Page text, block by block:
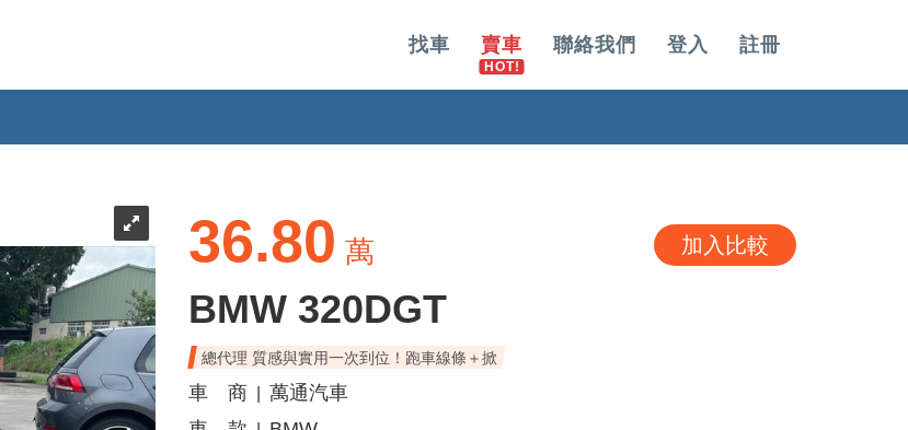
找車 賣車 聯絡我們 登入 註冊
36.80 萬 加入比較
BMW 320DGT
總代理 質感與實用一次到位！跑車線條＋掀
車 商
萬通汽車